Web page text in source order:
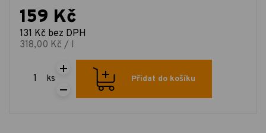
159 Kč
131 Kč bez DPH
318,00 Kč / l
ks Přidat do košíku